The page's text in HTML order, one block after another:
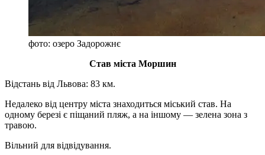
фото: озеро Задорожнє
Став міста Моршин
Відстань від Львова: 83 км.
Недалеко від центру міста знаходиться міський став. На
одному березі є піщаний пляж, а на іншому — зелена зона з
травою.
Вільний для відвідування.